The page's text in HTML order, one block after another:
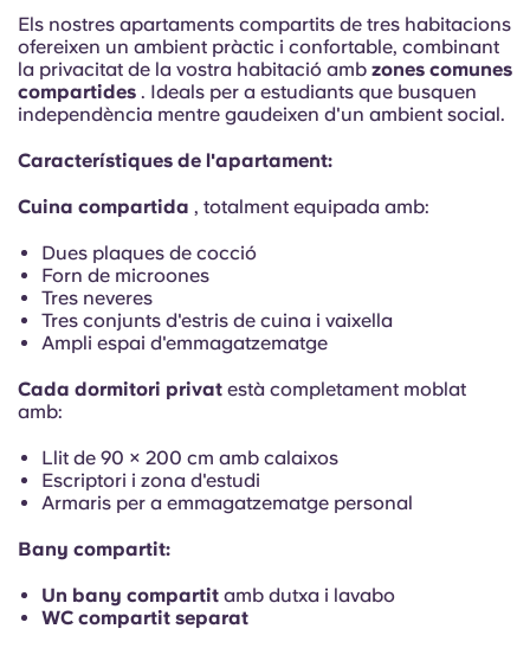
màxim 8 mesos entre l'1 de gener de 2026 i el 31 de
juliol de 2027
Des de 785,79 € 707,22 € mes/persona
Els nostres apartaments compartits de tres habitacions
ofereixen un ambient pràctic i confortable, combinant
la privacitat de la vostra habitació amb zones comunes
compartides . Ideals per a estudiants que busquen
independència mentre gaudeixen d'un ambient social.
Característiques de l'apartament:
Cuina compartida , totalment equipada amb:
Dues plaques de cocció
Forn de microones
Tres neveres
Tres conjunts d'estris de cuina i vaixella
Ampli espai d'emmagatzematge
Cada dormitori privat està completament moblat
amb:
Llit de 90 × 200 cm amb calaixos
Escriptori i zona d'estudi
Armaris per a emmagatzematge personal
Bany compartit:
Un bany compartit amb dutxa i lavabo
WC compartit separat